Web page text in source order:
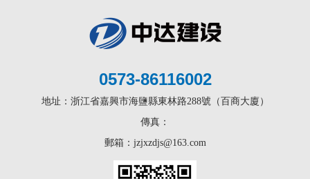
0573-86116002
地址：浙江省嘉興市海鹽縣東林路288號（百商大廈）
傳真：
郵箱：jzjxzdjs@163.com